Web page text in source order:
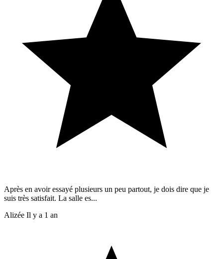
Après en avoir essayé plusieurs un peu partout, je dois dire que je
suis très satisfait. La salle es...
Alizée Il y a 1 an